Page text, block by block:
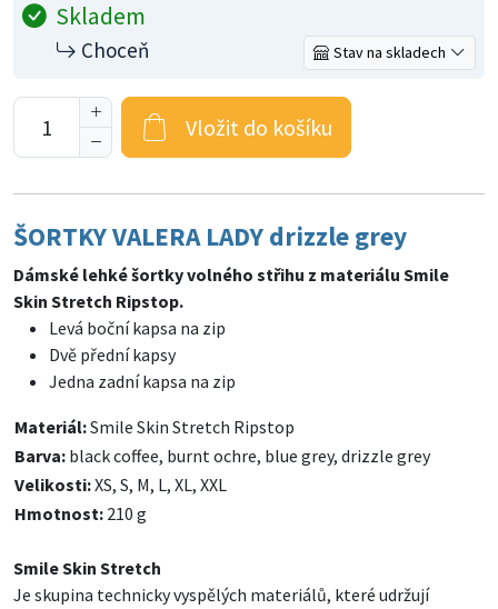
Skladem
Choceň Stav na skladech
Vložit do košíku
ŠORTKY VALERA LADY drizzle grey
Dámské lehké šortky volného střihu z materiálu Smile
Skin Stretch Ripstop.
Levá boční kapsa na zip
Dvě přední kapsy
Jedna zadní kapsa na zip
Materiál:Smile Skin Stretch Ripstop
Barva: black coffee, burnt ochre, blue grey, drizzle grey
Velikosti:XS, S, M, L, XL, XXL
Hmotnost: 210 g
Smile Skin Stretch
Je skupina technicky vyspělých materiálů, které udržují